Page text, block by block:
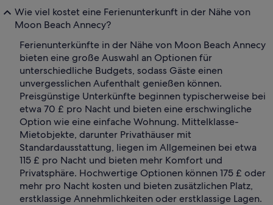
Wie viel kostet eine Ferienunterkunft in der Nähe von
Moon Beach Annecy?
Ferienunterkünfte in der Nähe von Moon Beach Annecy
bieten eine große Auswahl an Optionen für
unterschiedliche Budgets, sodass Gäste einen
unvergesslichen Aufenthalt genießen können.
Preisgünstige Unterkünfte beginnen typischerweise bei
etwa 70 £ pro Nacht und bieten eine erschwingliche
Option wie eine einfache Wohnung. Mittelklasse-
Mietobjekte, darunter Privathäuser mit
Standardausstattung, liegen im Allgemeinen bei etwa
115 £ pro Nacht und bieten mehr Komfort und
Privatsphäre. Hochwertige Optionen können 175 £ oder
mehr pro Nacht kosten und bieten zusätzlichen Platz,
erstklassige Annehmlichkeiten oder erstklassige Lagen.